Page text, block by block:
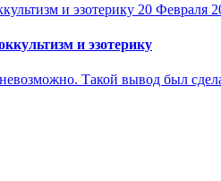
20 Февраля
и эзотерику
Такой вывод был